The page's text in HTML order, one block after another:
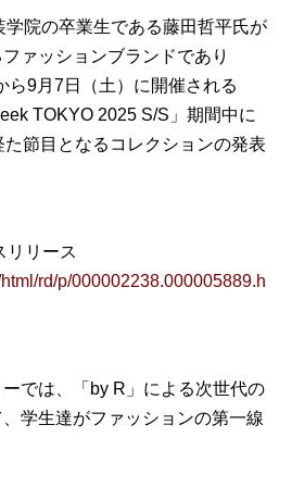
学院の卒業生である藤田哲平氏が
ァッションブランドであり
ら9月7日（土）に開催される
TOKYO 2025 S/S」期間中に
節目となるコレクションの発表
リリース
rd/p/000002238.000005889.h
では、「by R」による次世代の
学生達がファッションの第一線